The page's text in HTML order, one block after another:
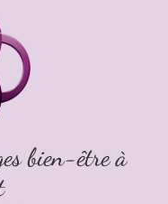
bien-être à